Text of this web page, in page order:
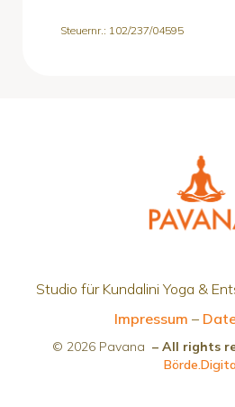
Steuernr.: 102/237/04595
Studio für Kundalini Yoga &
Impressum –
© 2026 Pavana – All rights